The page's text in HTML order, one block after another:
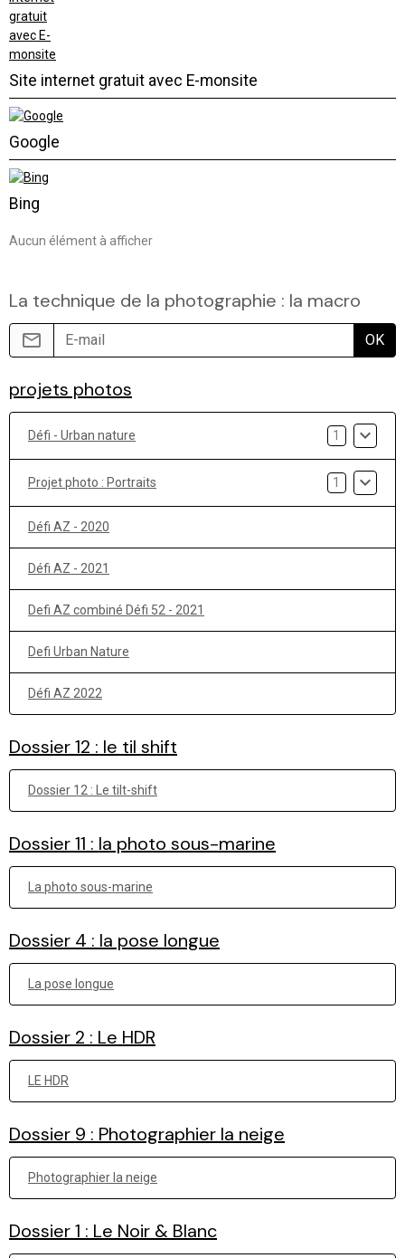
Site internet gratuit avec E-monsite
Google
Bing
Aucun élément à afficher
La technique de la photographie : la macro
OK
projets photos
Défi - Urban nature 1
Projet photo : Portraits 1
Défi AZ - 2020
Défi AZ - 2021
Defi AZ combiné Défi 52 - 2021
Defi Urban Nature
Défi AZ 2022
Dossier 12 : le til shift
Dossier 12 : Le tilt-shift
Dossier 11 : la photo sous-marine
La photo sous-marine
Dossier 4 : la pose longue
La pose longue
Dossier 2 : Le HDR
LE HDR
Dossier 9 : Photographier la neige
Photographier la neige
Dossier 1 : Le Noir & Blanc